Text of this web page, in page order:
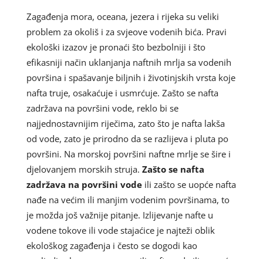
Zagađenja mora, oceana, jezera i rijeka su veliki
problem za okoliš i za svjeove vodenih bića. Pravi
ekološki izazov je pronaći što bezbolniji i što
efikasniji način uklanjanja naftnih mrlja sa vodenih
površina i spašavanje biljnih i životinjskih vrsta koje
nafta truje, osakaćuje i usmrćuje. Zašto se nafta
zadržava na površini vode, reklo bi se
najjednostavnijim riječima, zato što je nafta lakša
od vode, zato je prirodno da se razlijeva i pluta po
površini. Na morskoj površini naftne mrlje se šire i
djelovanjem morskih struja. Zašto se nafta
zadržava na površini vodeili zašto se uopće nafta
nađe na većim ili manjim vodenim površinama, to
je možda još važnije pitanje. Izlijevanje nafte u
vodene tokove ili vode stajaćice je najteži oblik
ekološkog zagađenja i često se dogodi kao